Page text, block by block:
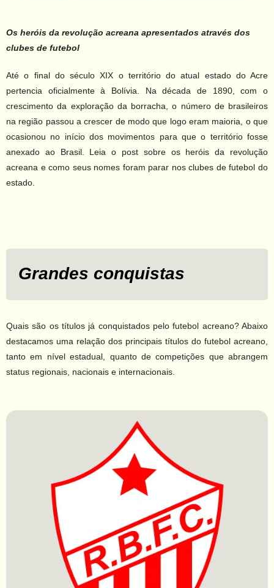
Os heróis da revolução acreana apresentados através dos
clubes de futebol
Até o final do século XIX o território do atual estado do Acre
pertencia oficialmente à Bolívia. Na década de 1890, com o
crescimento da exploração da borracha, o número de brasileiros
na região passou a crescer de modo que logo eram maioria, o que
ocasionou no início dos movimentos para que o território fosse
anexado ao Brasil. Leia o post sobre os heróis da revolução
acreana e como seus nomes foram parar nos clubes de futebol do
estado.
Grandes conquistas
Quais são os títulos já conquistados pelo futebol acreano? Abaixo
destacamos uma relação dos principais títulos do futebol acreano,
tanto em nível estadual, quanto de competições que abrangem
status regionais, nacionais e internacionais.